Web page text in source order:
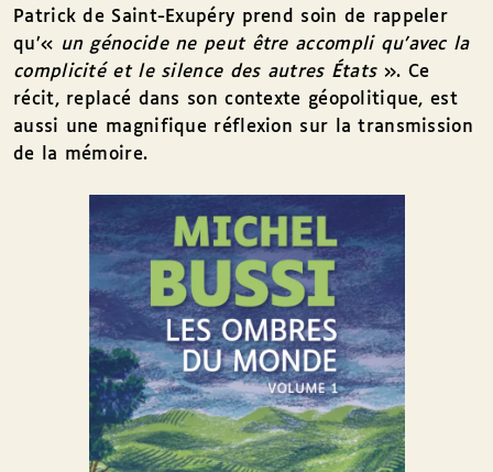
Patrick de Saint-Exupéry prend soin de rappeler
qu’« un génocide ne peut être accompli qu’avec la
complicité et le silence des autres États». Ce
récit, replacé dans son contexte géopolitique, est
aussi une magnifique réflexion sur la transmission
de la mémoire.